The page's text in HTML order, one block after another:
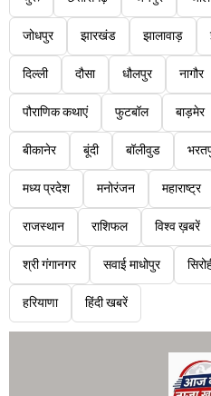
जोधपुर झारखंड झालावाड़
दिल्ली दौसा धौलपुर नागौर
पौराणिक कथाएं फुटबॉल बाड़मेर
बीकानेर बूंदी बॉलीवुड
मध्य प्रदेश मनोरंजन महाराष्ट्र
राजस्थान राशिफल विश्व ख़बरें
श्री गंगानगर सवाई माधोपुर
हरियाणा हिंदी खबरें